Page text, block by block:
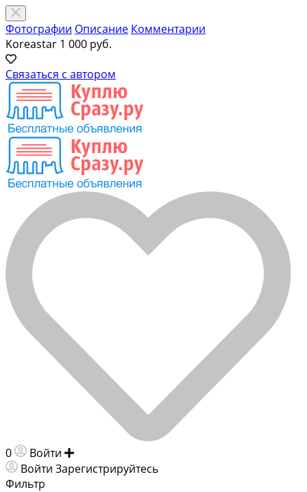
Фотографии Описание Комментарии
Koreastar 1 000 руб.
Связаться с автором
0 Войти
Войти Зарегистрируйтесь
Фильтр